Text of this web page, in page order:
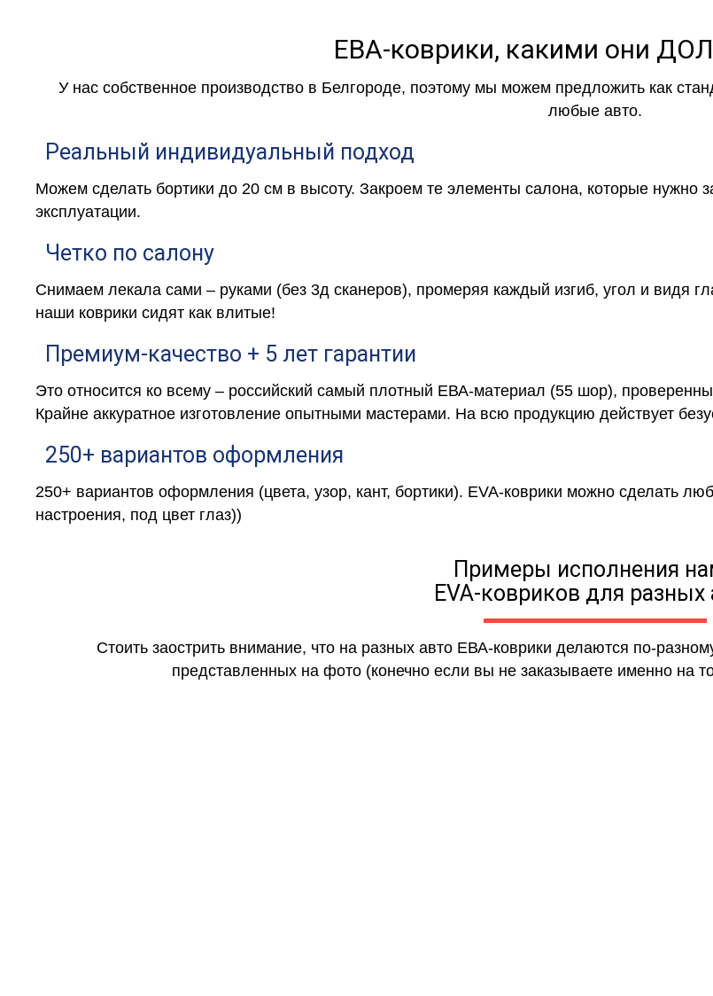
ЕВА-коврики, какими они
У нас собственное производство в Белгороде, поэтому мы можем предложить как
любые авто.
Реальный индивидуальный подход
Можем сделать бортики до 20 см в высоту. Закроем те элементы салона, которые нужно
эксплуатации.
Четко по салону
Снимаем лекала сами – руками (без 3д сканеров), промеряя каждый изгиб, угол и видя
наши коврики сидят как влитые!
Премиум-качество + 5 лет гарантии
Это относится ко всему – российский самый плотный ЕВА-материал (55 шор),
Крайне аккуратное изготовление опытными мастерами. На всю продукцию действует
250+ вариантов оформления
250+ вариантов оформления (цвета, узор, кант, бортики). EVA-коврики можно сделать
настроения, под цвет глаз))
Примеры исполнения
EVA-ковриков для разных
Стоить заострить внимание, что на разных авто ЕВА-коврики делаются по-
представленных на фото (конечно если вы не заказываете именно на